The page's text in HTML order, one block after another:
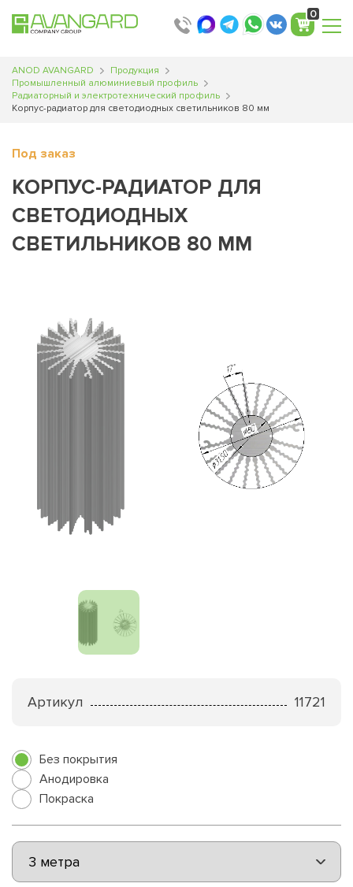
0
ANOD AVANGARD
Продукция
Промышленный алюминиевый профиль
Радиаторный и электротехнический профиль
Корпус-радиатор для светодиодных светильников 80 мм
Под заказ
КОРПУС-РАДИАТОР ДЛЯ
СВЕТОДИОДНЫХ
СВЕТИЛЬНИКОВ 80 ММ
Артикул 11721
Без покрытия
Анодировка
Покраска